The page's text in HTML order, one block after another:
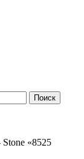
«8525